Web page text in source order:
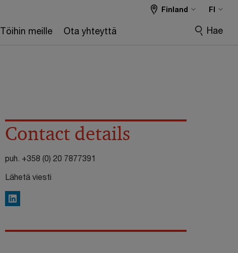
Töihin meille Ota yhteyttä
Finland FI
Hae
Contact details
puh. +358 (0) 20 7877391
Lähetä viesti
LinkedIn